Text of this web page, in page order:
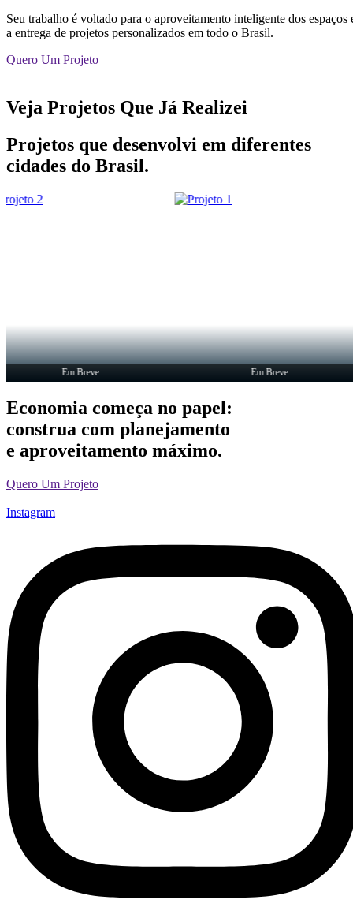
Seu trabalho é voltado para o aproveitamento inteligente dos espaços
a entrega de projetos personalizados em todo o Brasil.
Quero Um Projeto
Veja Projetos Que Já Realizei
Projetos que desenvolvi em diferentes
cidades do Brasil.
Em Breve Em Breve
Economia começa no papel:
construa com planejamento
e aproveitamento máximo.
Quero Um Projeto
Instagram